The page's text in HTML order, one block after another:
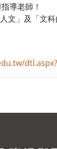
導老師！
文」及「文